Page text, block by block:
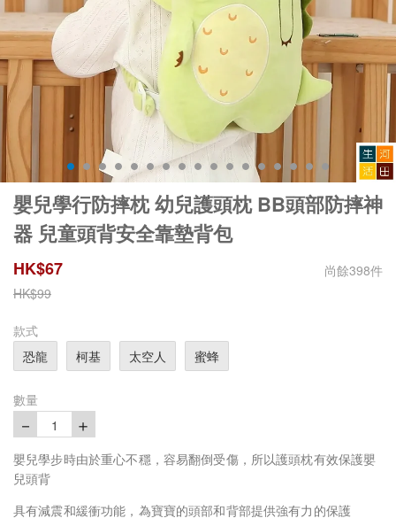
嬰兒學行防摔枕 幼兒護頭枕 BB頭部防摔神
器 兒童頭背安全靠墊背包
HK$67 尚餘398件
HK$99
款式
恐龍
柯基 太空人 蜜蜂
數量
－ 1 ＋
嬰兒學步時由於重心不穩，容易翻倒受傷，所以護頭枕有效保護嬰
兒頭背
具有減震和緩衝功能，為寶寶的頭部和背部提供強有力的保護